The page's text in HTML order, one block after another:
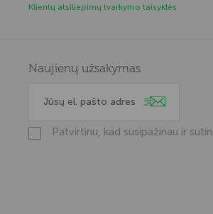
Klientų atsiliepimų tvarkymo taisyklės
Naujienų užsakymas
Patvirtinu, kad susipažinau ir